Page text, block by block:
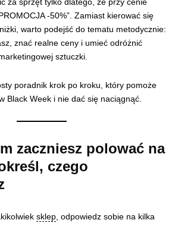
za sprzęt tylko dlatego, że przy cenie
-50%”. Zamiast kierować się
warto podejść do tematu metodycznie:
znać realne ceny i umieć odróżnić
sztuczki.
poradnik krok po kroku, który pomoże
Black Week i nie dać się naciągnąć.
zaczniesz polować na
czego
sklep, odpowiedz sobie na kilka